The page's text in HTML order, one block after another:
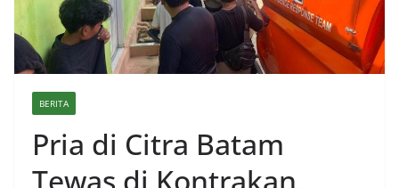
BERITA
Pria di Citra Batam
Tewas di Kontrakan,